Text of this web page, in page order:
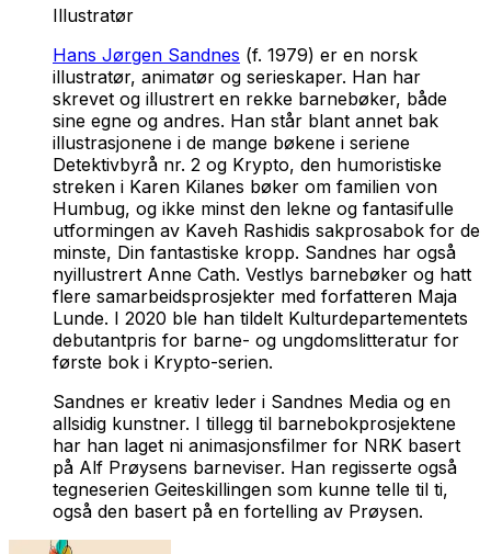
Illustratør
Hans Jørgen Sandnes (f. 1979) er en norsk
illustratør, animatør og serieskaper. Han har
skrevet og illustrert en rekke barnebøker, både
sine egne og andres. Han står blant annet bak
illustrasjonene i de mange bøkene i seriene
Detektivbyrå nr. 2 og Krypto, den humoristiske
streken i Karen Kilanes bøker om familien von
Humbug, og ikke minst den lekne og fantasifulle
utformingen av Kaveh Rashidis sakprosabok for de
minste, Din fantastiske kropp. Sandnes har også
nyillustrert Anne Cath. Vestlys barnebøker og hatt
flere samarbeidsprosjekter med forfatteren Maja
Lunde. I 2020 ble han tildelt Kulturdepartementets
debutantpris for barne- og ungdomslitteratur for
første bok i Krypto-serien.
Sandnes er kreativ leder i Sandnes Media og en
allsidig kunstner. I tillegg til barnebokprosjektene
har han laget ni animasjonsfilmer for NRK basert
på Alf Prøysens barneviser. Han regisserte også
tegneserien Geiteskillingen som kunne telle til ti,
også den basert på en fortelling av Prøysen.